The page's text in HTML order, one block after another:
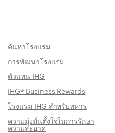
ค้นหาโรงแรม
การพัฒนาโรงแรม
ตัวแทน IHG
IHG® Business Rewards
โรงแรม IHG สำหรับทหาร
ความมุ่งมั่นตั้งใจในการรักษา
ความสะอาด